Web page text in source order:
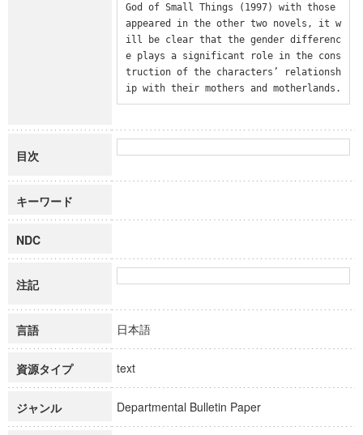
God of Small Things (1997) with those
appeared in the other two novels, it w
ill be clear that the gender differenc
e plays a significant role in the cons
truction of the characters’ relationsh
ip with their mothers and motherlands.
目次
キーワード
NDC
注記
言語 日本語
資源タイプ text
ジャンル Departmental Bulletin Paper